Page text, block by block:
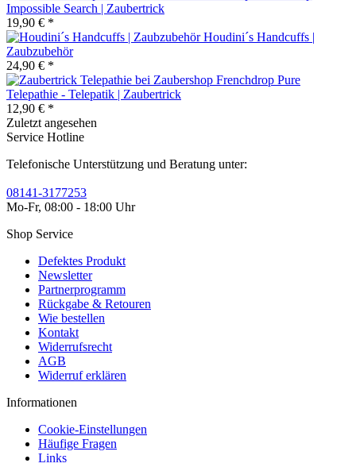
Impossible Search | Zaubertrick
19,90 € *
Houdini´s Handcuffs |
Zaubzubehör
24,90 € *
Pure
Telepathie - Telepatik | Zaubertrick
12,90 € *
Zuletzt angesehen
Service Hotline
Telefonische Unterstützung und Beratung unter:
08141-3177253
Mo-Fr, 08:00 - 18:00 Uhr
Shop Service
Defektes Produkt
Newsletter
Partnerprogramm
Rückgabe & Retouren
Wie bestellen
Kontakt
Widerrufsrecht
AGB
Widerruf erklären
Informationen
Cookie-Einstellungen
Häufige Fragen
Links